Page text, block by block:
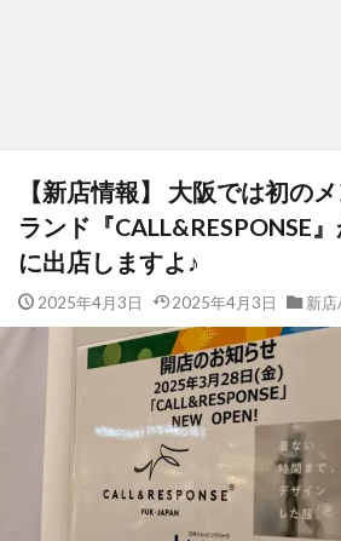
【新店情報】 大阪では初の
ランド『CALL&RESPONSE
に出店しますよ♪
2025年4月3日 2025年4月3日 新